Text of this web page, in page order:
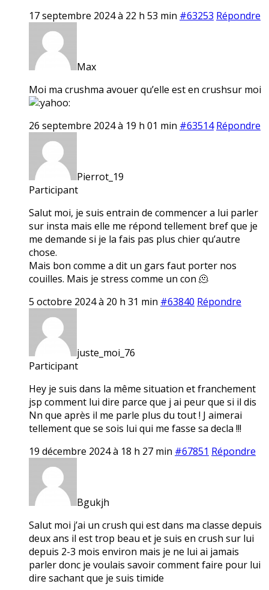
17 septembre 2024 à 22 h 53 min #63253 Répondre
Max
Moi ma crushma avouer qu’elle est en crushsur moi
26 septembre 2024 à 19 h 01 min #63514 Répondre
Pierrot_19
Participant
Salut moi, je suis entrain de commencer a lui parler
sur insta mais elle me répond tellement bref que je
me demande si je la fais pas plus chier qu’autre
chose.
Mais bon comme a dit un gars faut porter nos
couilles. Mais je stress comme un con 🫠
5 octobre 2024 à 20 h 31 min #63840 Répondre
juste_moi_76
Participant
Hey je suis dans la même situation et franchement
jsp comment lui dire parce que j ai peur que si il dis
Nn que après il me parle plus du tout ! J aimerai
tellement que se sois lui qui me fasse sa decla !!!
19 décembre 2024 à 18 h 27 min #67851 Répondre
Bgukjh
Salut moi j’ai un crush qui est dans ma classe depuis
deux ans il est trop beau et je suis en crush sur lui
depuis 2-3 mois environ mais je ne lui ai jamais
parler donc je voulais savoir comment faire pour lui
dire sachant que je suis timide